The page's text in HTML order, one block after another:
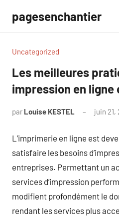
contenu
pagesenchantier
Uncategorized
Les meilleures
impression en ligne
par Louise KESTEL juin 21,
L’imprimerie en ligne est
satisfaire les besoins
entreprises. Permettant un
services d’impression
modifient profondément le
rendant les services plus